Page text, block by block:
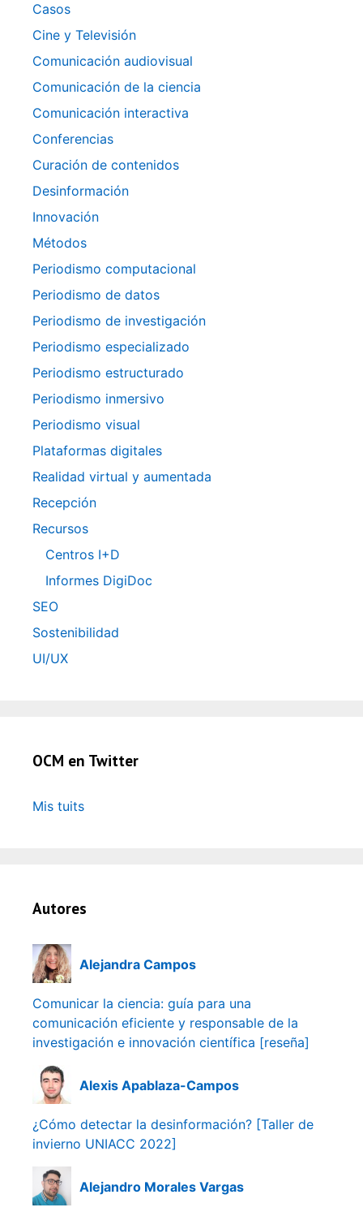
Casos
Cine y Televisión
Comunicación audiovisual
Comunicación de la ciencia
Comunicación interactiva
Conferencias
Curación de contenidos
Desinformación
Innovación
Métodos
Periodismo computacional
Periodismo de datos
Periodismo de investigación
Periodismo especializado
Periodismo estructurado
Periodismo inmersivo
Periodismo visual
Plataformas digitales
Realidad virtual y aumentada
Recepción
Recursos
Centros I+D
Informes DigiDoc
SEO
Sostenibilidad
UI/UX
OCM en Twitter
Mis tuits
Autores
Alejandra Campos
Comunicar la ciencia: guía para una
comunicación eficiente y responsable de la
investigación e innovación científica [reseña]
Alexis Apablaza-Campos
¿Cómo detectar la desinformación? [Taller de
invierno UNIACC 2022]
Alejandro Morales Vargas